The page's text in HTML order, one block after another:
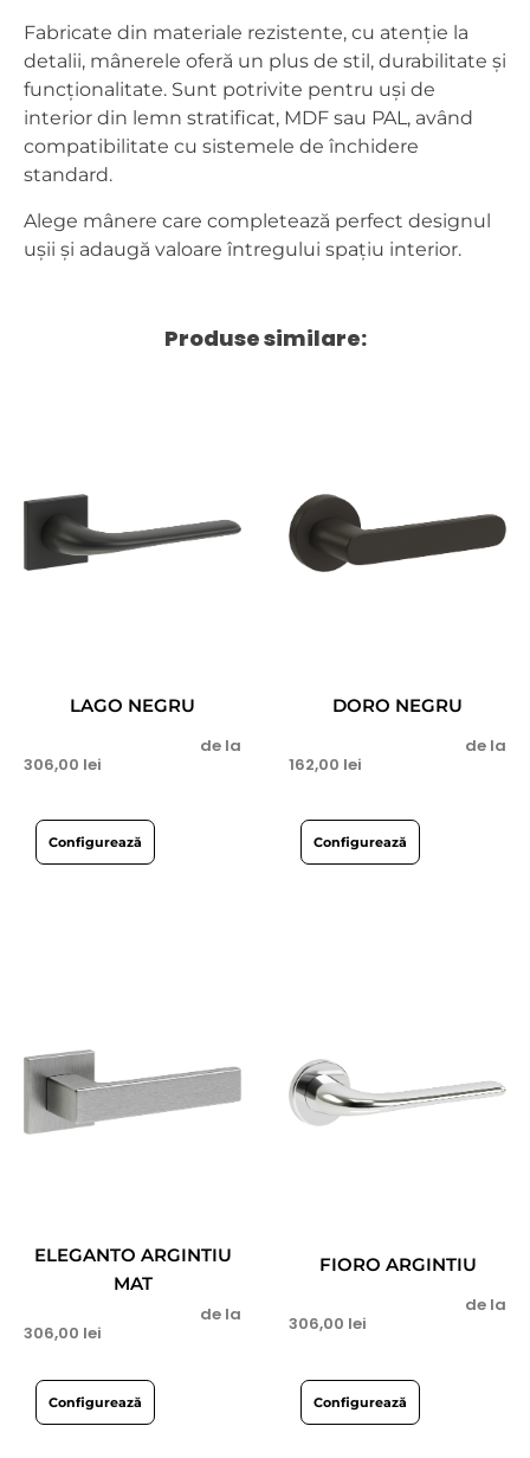
Fabricate din materiale rezistente, cu atenție la
detalii, mânerele oferă un plus de stil, durabilitate și
funcționalitate. Sunt potrivite pentru uși de
interior din lemn stratificat, MDF sau PAL, având
compatibilitate cu sistemele de închidere
standard.
Alege mânere care completează perfect designul
ușii și adaugă valoare întregului spațiu interior.
Produse similare:
LAGO NEGRU
de la
306,00 lei
Configurează
DORO NEGRU
de la
162,00 lei
Configurează
ELEGANTO ARGINTIU
MAT
de la
306,00 lei
Configurează
FIORO ARGINTIU
de la
306,00 lei
Configurează